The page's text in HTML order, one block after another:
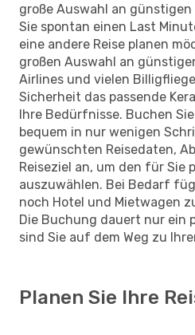
große Auswahl an günstigen
Sie spontan einen Last
eine andere Reise planen
großen Auswahl an
Airlines und vielen
Sicherheit das passende
Ihre Bedürfnisse. Buchen
bequem in nur wenigen
gewünschten Reisedaten,
Reiseziel an, um den für Sie
auszuwählen. Bei Bedarf
noch Hotel und Mietwagen
Die Buchung dauert nur ein
sind Sie auf dem Weg zu
Planen Sie Ihre